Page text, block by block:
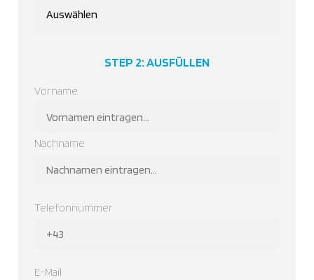
STEP 2: AUSFÜLLEN
Name
Vorname
Nachname
Telefonnummer
E-Mail